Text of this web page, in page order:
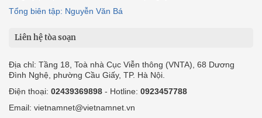
Tổng biên tập: Nguyễn Văn Bá
Liên hệ tòa soạn
Địa chỉ: Tầng 18, Toà nhà Cục Viễn thông (VNTA), 68 Dương
Đình Nghệ, phường Cầu Giấy, TP. Hà Nội.
Điện thoại: 02439369898 - Hotline: 0923457788
Email: vietnamnet@vietnamnet.vn